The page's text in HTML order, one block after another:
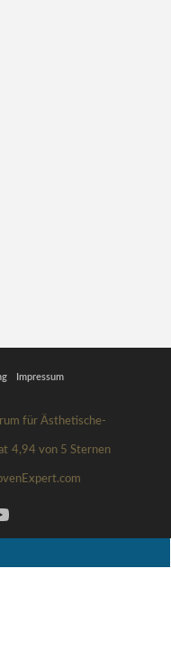
Impressum
für Ästhetische-
4,94 von 5 Sternen